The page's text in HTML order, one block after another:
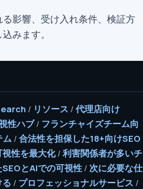
影響、受け入れ条件、検証方
みます。
/ リソース / 代理店向け
性ハブ/ フランチャイズチーム向
ム / 合法性を担保した18+向けSEO
性を最大化/ 利害関係者が多いチ
とAIでの可視性 / 次に必要な仕
/ プロフェッショナルサービス /